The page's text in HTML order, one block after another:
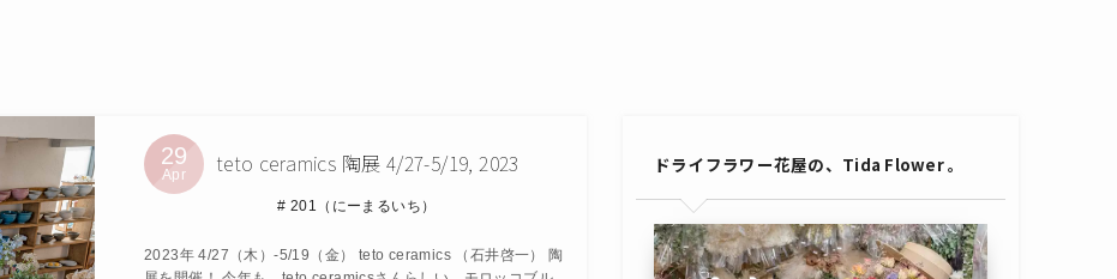
29
Apr teto ceramics 陶展 4/27-5/19, 2023
201（にーまるいち）
2023年 4/27（木）-5/19（金） teto ceramics （石井啓一） 陶
ドライフラワー花屋の、Tida Flower 。